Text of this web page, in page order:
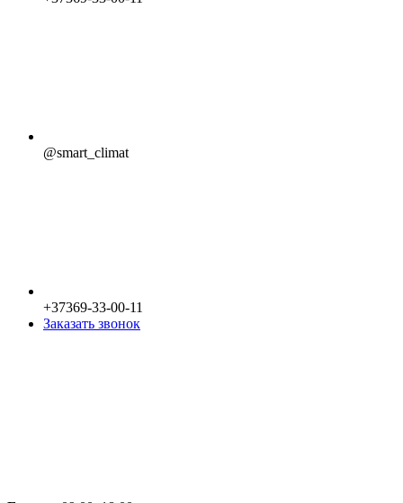
@smart_climat
+37369-33-00-11
Заказать звонок